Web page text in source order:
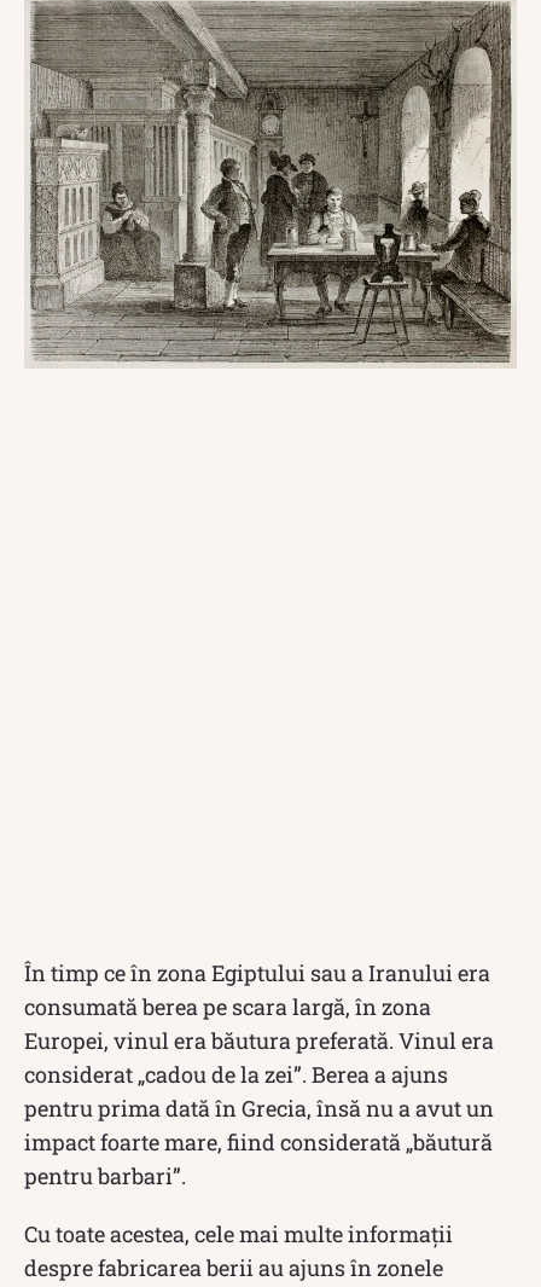
În timp ce în zona Egiptului sau a Iranului era
consumată berea pe scara largă, în zona
Europei, vinul era băutura preferată. Vinul era
considerat „cadou de la zei”. Berea a ajuns
pentru prima dată în Grecia, însă nu a avut un
impact foarte mare, fiind considerată „băutură
pentru barbari”.
Cu toate acestea, cele mai multe informații
despre fabricarea berii au ajuns în zonele